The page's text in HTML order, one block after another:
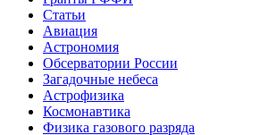
Статьи
Авиация
Астрономия
Обсерватории России
Загадочные небеса
Астрофизика
Космонавтика
Физика газового разряда